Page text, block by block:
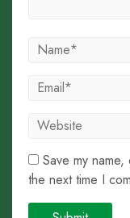
Save my
the next time I